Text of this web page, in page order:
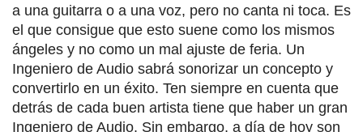
a una guitarra o a una voz, pero no canta ni toca. Es
el que consigue que esto suene como los mismos
ángeles y no como un mal ajuste de feria. Un
Ingeniero de Audio sabrá sonorizar un concepto y
convertirlo en un éxito. Ten siempre en cuenta que
detrás de cada buen artista tiene que haber un gran
Ingeniero de Audio. Sin embargo, a día de hoy son